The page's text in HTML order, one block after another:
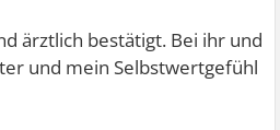
ärztlich bestätigt. Bei ihr und
und mein Selbstwertgefühl